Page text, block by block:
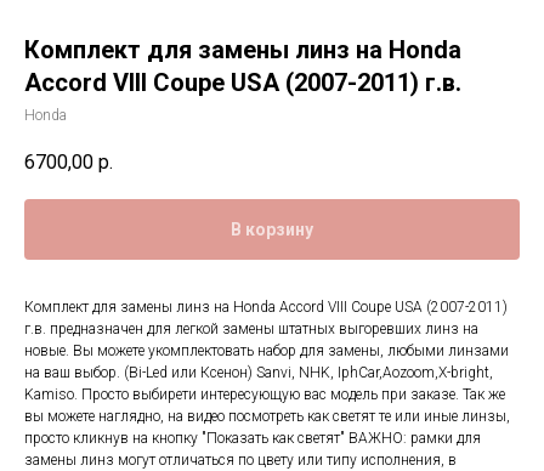
Комплект для замены линз на Honda
Accord VIII Coupe USA (2007-2011) г.в.
Honda
6700,00 р.
В корзину
Комплект для замены линз на Honda Accord VIII Coupe USA (2007-2011)
г.в. предназначен для легкой замены штатных выгоревших линз на
новые. Вы можете укомплектовать набор для замены, любыми линзами
на ваш выбор. (Bi-Led или Ксенон) Sanvi, NHK, IphCar,Aozoom,X-bright,
Kamiso. Просто выбирети интересующую вас модель при заказе. Так же
вы можете наглядно, на видео посмотреть как светят те или иные линзы,
просто кликнув на кнопку "Показать как светят" ВАЖНО: рамки для
замены линз могут отличаться по цвету или типу исполнения, в